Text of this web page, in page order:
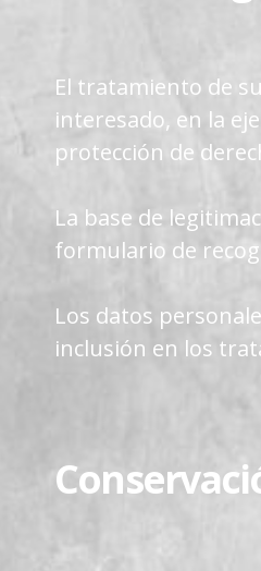
El tratamiento de
interesado, en la
protección de
La base de
formulario de
Los datos
inclusión en los